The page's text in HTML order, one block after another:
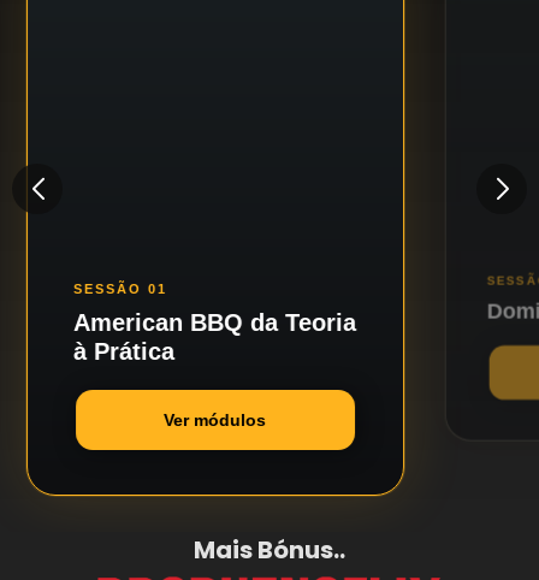
SESSÃO 01
American BBQ da Teoria
à Prática
Ver módulos
Mais Bónus..